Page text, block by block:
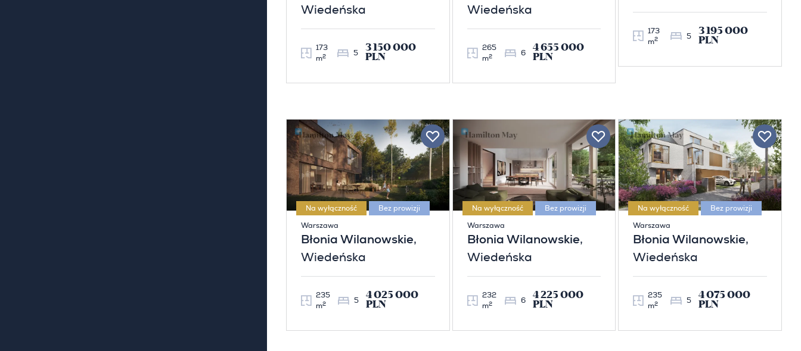
Wiedeńska
173
m2 5 3 150 000
PLN
Wiedeńska
265
m2 6 4 655 000
PLN
173
m2 5 3 195 000
PLN
Na wyłączność Bez prowizji
Warszawa
Błonia Wilanowskie,
Wiedeńska
235
m2 5 4 025 000
PLN
Na wyłączność Bez prowizji
Warszawa
Błonia Wilanowskie,
Wiedeńska
232
m2 6 4 225 000
PLN
Na wyłączność Bez prowizji
Warszawa
Błonia Wilanowskie,
Wiedeńska
235
m2 5 4 075 000
PLN